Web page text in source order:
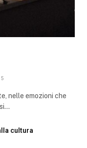
5
nelle emozioni che
cultura